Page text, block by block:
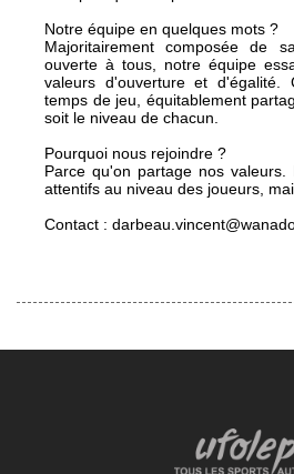
Notre équipe en quelques mots ?
Majoritairement composée de
ouverte à tous, notre équipe
valeurs d'ouverture et d'égalité.
temps de jeu, équitablement
soit le niveau de chacun.
Pourquoi nous rejoindre ?
Parce qu'on partage nos
attentifs au niveau des joueurs,
Contact :